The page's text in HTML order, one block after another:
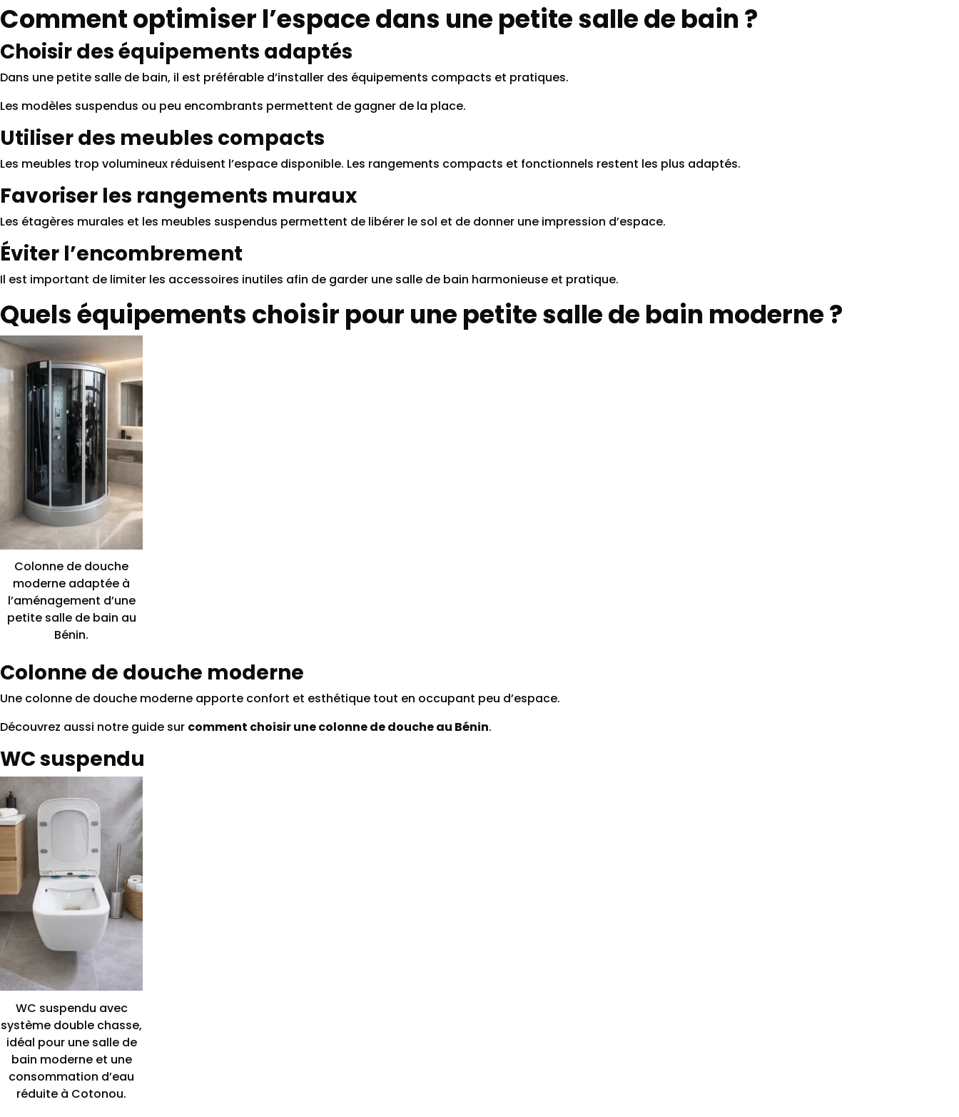
Comment optimiser l’espace dans une petite salle de bain ?
Choisir des équipements adaptés
Dans une petite salle de bain, il est préférable d’installer des équipements compacts et pratiques.
Les modèles suspendus ou peu encombrants permettent de gagner de la place.
Utiliser des meubles compacts
Les meubles trop volumineux réduisent l’espace disponible. Les rangements compacts et fonctionnels restent les plus adaptés.
Favoriser les rangements muraux
Les étagères murales et les meubles suspendus permettent de libérer le sol et de donner une impression d’espace.
Éviter l’encombrement
Il est important de limiter les accessoires inutiles afin de garder une salle de bain harmonieuse et pratique.
Quels équipements choisir pour une petite salle de bain moderne ?
Colonne de douche
moderne adaptée à
l’aménagement d’une
petite salle de bain au
Bénin.
Colonne de douche moderne
Une colonne de douche moderne apporte confort et esthétique tout en occupant peu d’espace.
Découvrez aussi notre guide sur comment choisir une colonne de douche au Bénin.
WC suspendu
WC suspendu avec
système double chasse,
idéal pour une salle de
bain moderne et une
consommation d’eau
réduite à Cotonou.